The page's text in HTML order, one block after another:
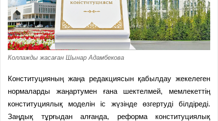
Коллажды жасаған Шынар Адамбекова
Конституцияның жаңа редакциясын қабылдау жекелеген
нормаларды жаңартумен ғана шектелмей, мемлекеттің
конституциялық моделін іс жүзінде өзгертуді білдіреді.
Заңдық тұрғыдан алғанда, реформа конституциялық